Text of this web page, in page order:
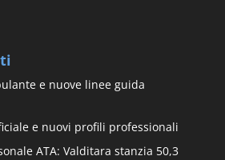
e nuove linee guida
e nuovi profili professionali
ATA: Valditara stanzia 50,3